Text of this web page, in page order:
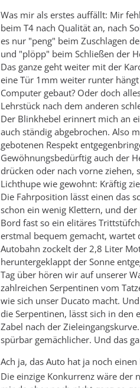
Was mir als erstes auffällt: Mir
beim T4 nach Qualität an, nach
es nur "peng" beim Zuschlagen
und "plöpp" beim Schließen der
Das ganze geht weiter mit der
eine Tür 1mm weiter runter
Computer gebaut? Oder doch
Lehrstück nach dem anderen
Der Blinkhebel erinnert mich an
auch ständig abgebrochen. Also
gebotenen Respekt
Gewöhnungsbedürftig auch der
drücken oder nach vorne
Lichthupe wie gewohnt: Kräftig
Die Fahrposition lässt einen das
schon ein wenig Klettern, und
Bord fast so ein elitäres
erstmal bequem gemacht, wartet
Autobahn zockelt der 2,8 Liter
heruntergeklappt der Sonne
Tag über hören wir auf unserer
zahlreichen Serpentinen vom
wie sich unser Ducato macht.
die Serpentinen, lässt sich in den
Zabel nach der
spürbar gemächlicher. Und das
Ach ja, das Auto hat ja noch
Die einzige Konkurrenz wäre der